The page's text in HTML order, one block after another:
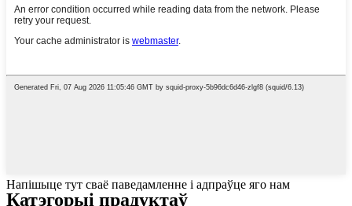
Напішыце тут сваё паведамленне і адпраўце яго нам
Катэгорыі прадуктаў